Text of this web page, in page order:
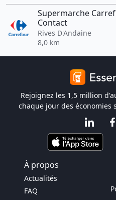
Supermarche
Contact
Rives D'Andaine
8,0 km
Rejoignez les 1,5 million
chaque jour des
À propos
Actualités
FAQ